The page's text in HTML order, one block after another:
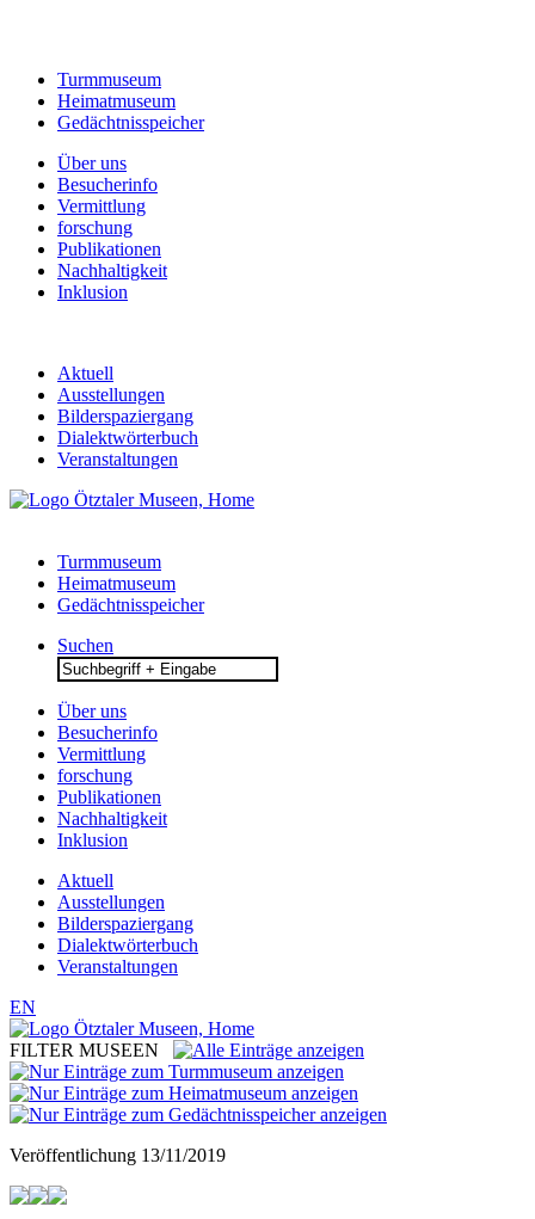
Turmmuseum
Heimatmuseum
Gedächtnisspeicher
Über uns
Besucherinfo
Vermittlung
forschung
Publikationen
Nachhaltigkeit
Inklusion
Aktuell
Ausstellungen
Bilderspaziergang
Dialektwörterbuch
Veranstaltungen
Turmmuseum
Heimatmuseum
Gedächtnisspeicher
Suchen
Search
for:
Über uns
Besucherinfo
Vermittlung
forschung
Publikationen
Nachhaltigkeit
Inklusion
Aktuell
Ausstellungen
Bilderspaziergang
Dialektwörterbuch
Veranstaltungen
EN
FILTER MUSEEN
Veröffentlichung 13/11/2019